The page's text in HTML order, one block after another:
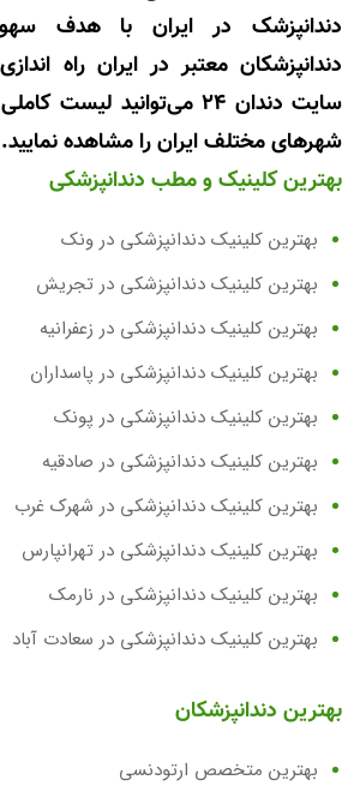
دندانپزشک در ایران با هدف
دندانپزشکان معتبر در ایران راه
سایت دندان 24 می‌توانید
شهرهای مختلف ایران را مشاهده نمایید.
بهترین کلینیک و مطب دندانپزشکی
بهترین کلینیک دندانپزشکی در ونک
بهترین کلینیک دندانپزشکی در تجریش
بهترین کلینیک دندانپزشکی در زعفرانیه
بهترین کلینیک دندانپزشکی در پاسداران
بهترین کلینیک دندانپزشکی در پونک
بهترین کلینیک دندانپزشکی در صادقیه
بهترین کلینیک دندانپزشکی در شهرک غرب
بهترین کلینیک دندانپزشکی در تهرانپارس
بهترین کلینیک دندانپزشکی در نارمک
بهترین کلینیک دندانپزشکی در سعادت آباد
بهترین دندانپزشکان
بهترین متخصص ارتودنسی